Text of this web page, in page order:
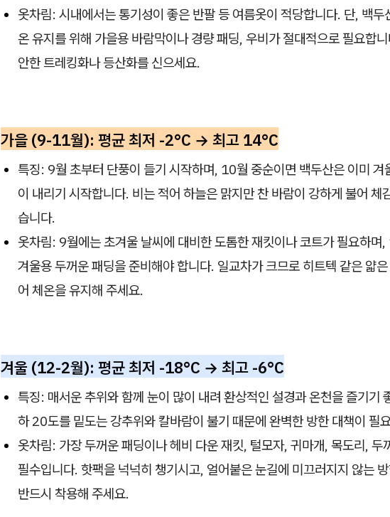
옷차림: 시내에서는 통기성이 좋은 반팔 등 여름옷이 적당합니다. 단, 백두
온 유지를 위해 가을용 바람막이나 경량 패딩, 우비가 절대적으로 필요합
안한 트레킹화나 등산화를 신으세요.
가을 (9-11월): 평균 최저 -2°C → 최고 14°C
특징: 9월 초부터 단풍이 들기 시작하며, 10월 중순이면 백두산은 이미 겨
이 내리기 시작합니다. 비는 적어 하늘은 맑지만 찬 바람이 강하게 불어 체
습니다.
옷차림: 9월에는 초겨울 날씨에 대비한 도톰한 재킷이나 코트가 필요하며
겨울용 두꺼운 패딩을 준비해야 합니다. 일교차가 크므로 히트텍 같은 얇
어 체온을 유지해 주세요.
겨울 (12-2월): 평균 최저 -18°C → 최고 -6°C
특징: 매서운 추위와 함께 눈이 많이 내려 환상적인 설경과 온천을 즐기기
하 20도를 밑도는 강추위와 칼바람이 불기 때문에 완벽한 방한 대책이 필
옷차림: 가장 두꺼운 패딩이나 헤비 다운 재킷, 털모자, 귀마개, 목도리, 두
필수입니다. 핫팩을 넉넉히 챙기시고, 얼어붙은 눈길에 미끄러지지 않는
반드시 착용해 주세요.